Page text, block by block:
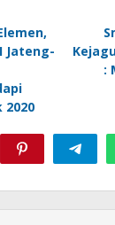
Jateng-
2020
: